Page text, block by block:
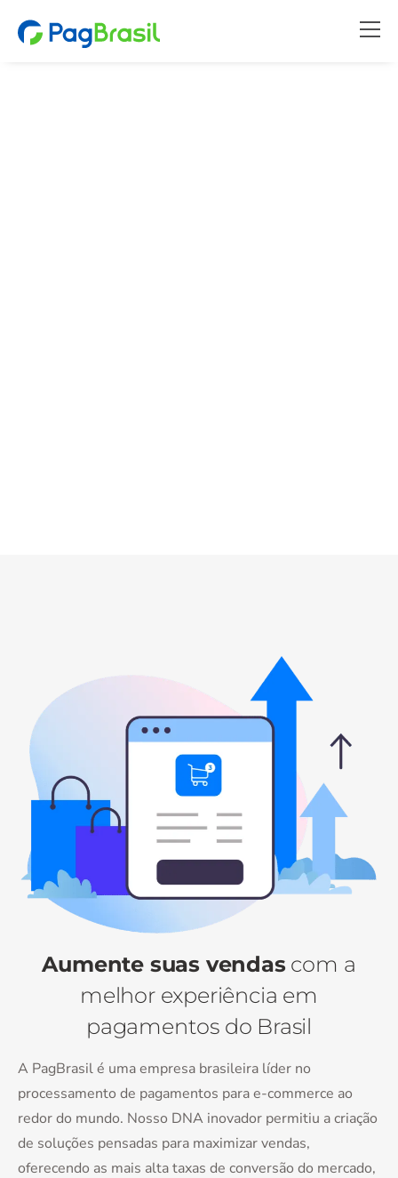
Aumente suas vendas com a
melhor experiência em
pagamentos do Brasil
A PagBrasil é uma empresa brasileira líder no
processamento de pagamentos para e-commerce ao
redor do mundo. Nosso DNA inovador permitiu a criação
de soluções pensadas para maximizar vendas,
oferecendo as mais alta taxas de conversão do mercado,